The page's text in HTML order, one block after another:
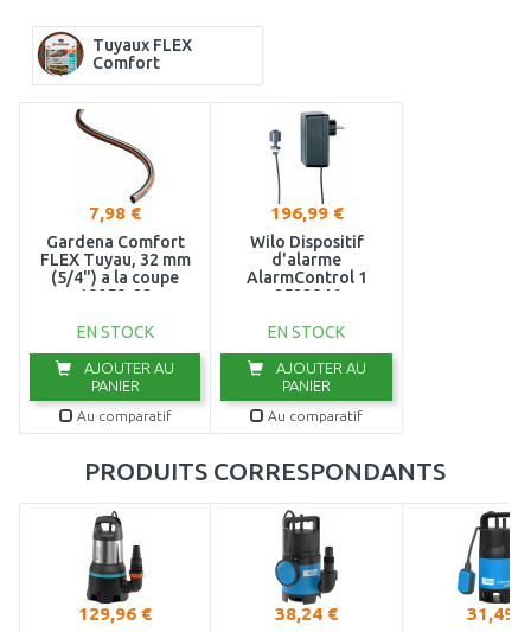
Tuyaux FLEX
Comfort
7,98 €
Gardena Comfort
FLEX Tuyau, 32 mm
(5/4") a la coupe
18058-22
EN STOCK
AJOUTER AU
PANIER
Au comparatif
196,99 €
Wilo Dispositif
d'alarme
AlarmControl 1
2522846
EN STOCK
AJOUTER AU
PANIER
Au comparatif
PRODUITS CORRESPONDANTS
129,96 € 38,24 € 31,49 €